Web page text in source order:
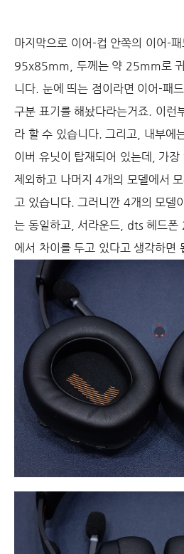
마지막으로 이어-컵 안쪽의 이어-패
95x85mm, 두께는 약 25mm로
니다. 눈에 띄는 점이라면 이어-패
구분 표기를 해놨다라는거죠. 이런
라 할 수 있습니다. 그리고, 내부에
이버 유닛이 탑재되어 있는데, 가
제외하고 나머지 4개의 모델에서
고 있습니다. 그러니깐 4개의 모델
는 동일하고, 서라운드, dts 헤드폰
에서 차이를 두고 있다고 생각하면